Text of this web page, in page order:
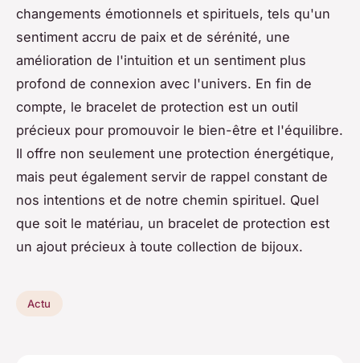
changements émotionnels et spirituels, tels qu'un
sentiment accru de paix et de sérénité, une
amélioration de l'intuition et un sentiment plus
profond de connexion avec l'univers. En fin de
compte, le bracelet de protection est un outil
précieux pour promouvoir le bien-être et l'équilibre.
Il offre non seulement une protection énergétique,
mais peut également servir de rappel constant de
nos intentions et de notre chemin spirituel. Quel
que soit le matériau, un bracelet de protection est
un ajout précieux à toute collection de bijoux.
Actu